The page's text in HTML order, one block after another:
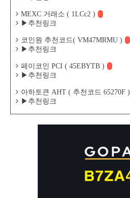
MEXC 거래소 ( 1LCc2 )
▶추천링크
코인원 추천코드( VM47MRMU )
▶추천링크
페이코인 PCI ( 45EBYTB )
▶추천링크
아하토큰 AHT ( 추천코드 65270F )
▶추천링크